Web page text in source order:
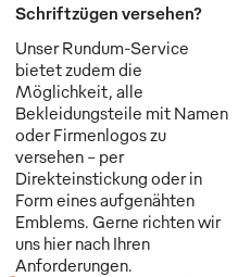
Schriftzügen versehen?
Unser Rundum-Service
bietet zudem die
Möglichkeit, alle
Bekleidungsteile mit Namen
oder Firmenlogos zu
versehen - per
Direkteinstickung oder in
Form eines aufgenähten
Emblems. Gerne richten wir
uns hier nach Ihren
Anforderungen.